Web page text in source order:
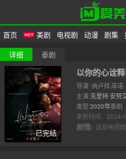
首页 美剧 电视剧 动漫 剧集
详细 泰剧
已完结
以你的心诠
导演: 纳卢拜·库诺
主演:克里特·安努
斯蒂安·波斯 庞邦·
类型:2020年泰剧
更新时间：2024-
剧情: 这部电视